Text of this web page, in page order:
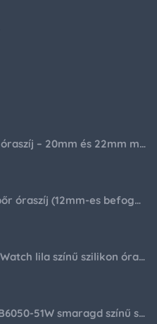
Keskenyített bőr óraszíj – 20mm és 22mm méretben
Krokodil mintás bőr óraszíj (12mm-es befogóval rendelkező órához)
Halloween Apple Watch lila színű szilikon óraszíj
Citizen series 8 NB6050-51W smaragd színű számlappal